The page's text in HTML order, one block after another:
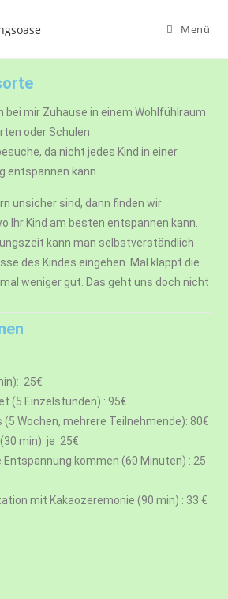
Menü
bei mir Zuhause in einem Wohlfühlraum
oder Schulen
da nicht jedes Kind in einer
entspannen kann
unsicher sind, dann finden wir
Ihr Kind am besten entspannen kann.
kann man selbstverständlich
des Kindes eingehen. Mal klappt die
weniger gut. Das geht uns doch nicht
25€
(5 Einzelstunden) : 95€
Wochen, mehrere Teilnehmende): 80€
min): je 25€
kommen (60 Minuten) : 25
mit Kakaozeremonie (90 min) : 33 €